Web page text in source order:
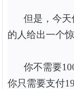
但是，今
的人给出一个
你不需要
你只需要支付